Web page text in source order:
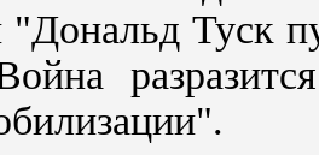
"Дональд Туск